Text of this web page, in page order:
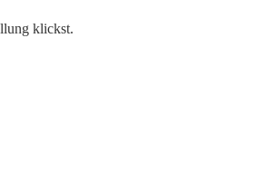
klickst.